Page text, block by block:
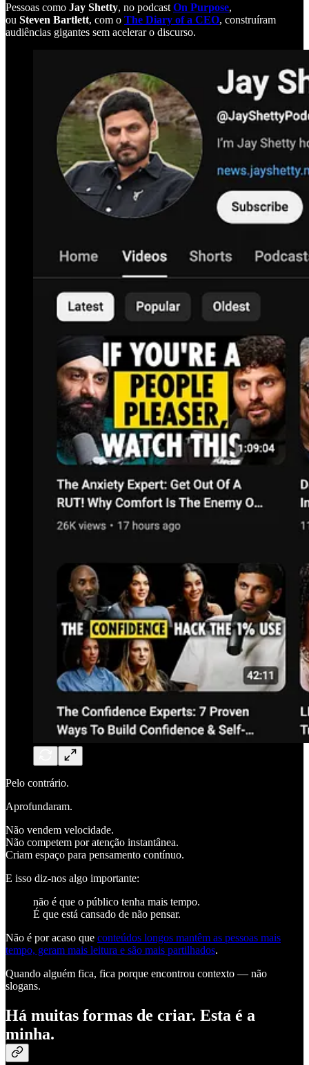
Pessoas como Jay Shetty, no podcast On Purpose,
ou Steven Bartlett, com o The Diary of a CEO, construíram
audiências gigantes sem acelerar o discurso.
Pelo contrário.
Aprofundaram.
Não vendem velocidade.
Não competem por atenção instantânea.
Criam espaço para pensamento contínuo.
E isso diz-nos algo importante:
não é que o público tenha mais tempo.
É que está cansado de não pensar.
Não é por acaso que conteúdos longos mantêm as pessoas mais
tempo, geram mais leitura e são mais partilhados.
Quando alguém fica, fica porque encontrou contexto — não
slogans.
Há muitas formas de criar. Esta é a
minha.